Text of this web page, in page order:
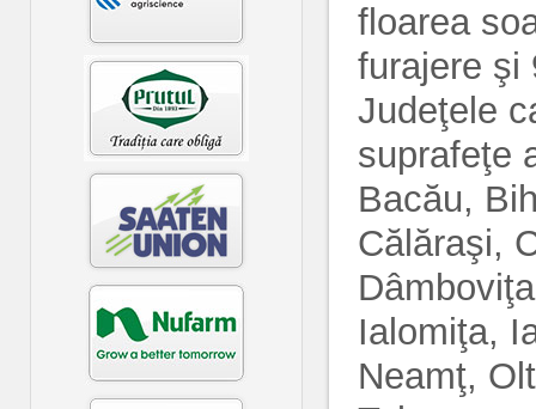
floarea
furajere şi
Judeţele
suprafeţe
Bacău,
Călăraşi,
Ialomiţa,
Neamţ,